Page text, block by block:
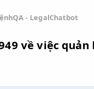
viếtSứ mệnhQA - Legal
2-1949 về